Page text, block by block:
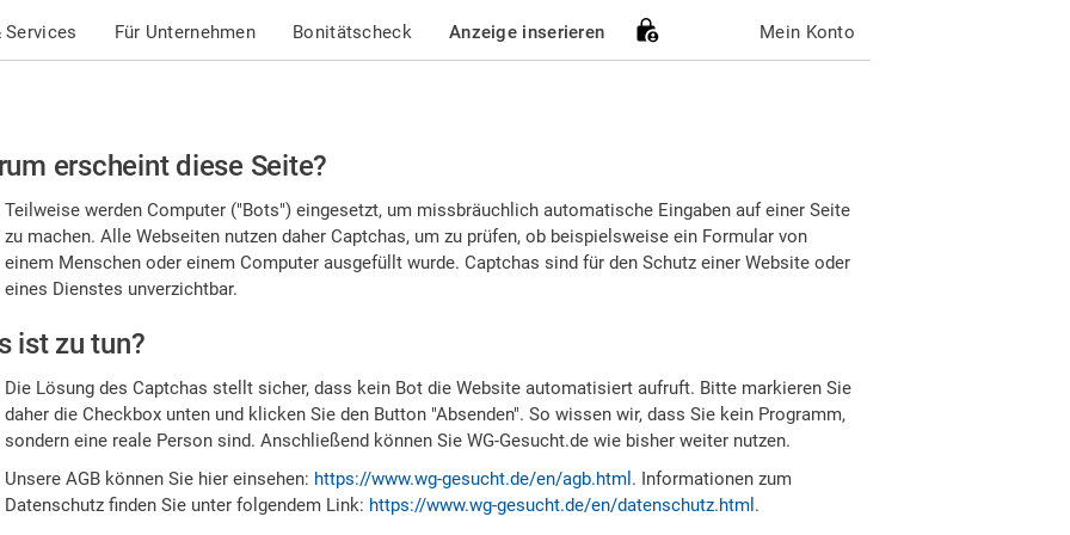
Services Für Unternehmen Bonitätscheck Anzeige inserieren Mein Konto
erscheint diese Seite?
Teilweise werden Computer ("Bots") eingesetzt, um missbräuchlich automatische Eingaben auf einer Seite
zu machen. Alle Webseiten nutzen daher Captchas, um zu prüfen, ob beispielsweise ein Formular von
einem Menschen oder einem Computer ausgefüllt wurde. Captchas sind für den Schutz einer Website oder
eines Dienstes unverzichtbar.
ist zu tun?
Die Lösung des Captchas stellt sicher, dass kein Bot die Website automatisiert aufruft. Bitte markieren Sie
daher die Checkbox unten und klicken Sie den Button "Absenden". So wissen wir, dass Sie kein Programm,
sondern eine reale Person sind. Anschließend können Sie WG-Gesucht.de wie bisher weiter nutzen.
Unsere AGB können Sie hier einsehen: https://www.wg-gesucht.de/en/agb.html . Informationen zum
Datenschutz finden Sie unter folgendem Link: https://www.wg-gesucht.de/en/datenschutz.html .